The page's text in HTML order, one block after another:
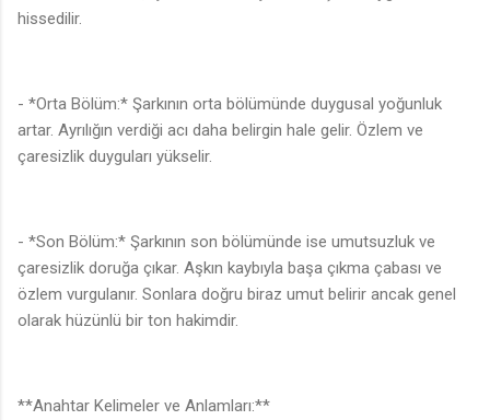
hissedilir.
- *Orta Bölüm:* Şarkının orta bölümünde duygusal yoğunluk
artar. Ayrılığın verdiği acı daha belirgin hale gelir. Özlem ve
çaresizlik duyguları yükselir.
- *Son Bölüm:* Şarkının son bölümünde ise umutsuzluk ve
çaresizlik doruğa çıkar. Aşkın kaybıyla başa çıkma çabası ve
özlem vurgulanır. Sonlara doğru biraz umut belirir ancak genel
olarak hüzünlü bir ton hakimdir.
**Anahtar Kelimeler ve Anlamları:**